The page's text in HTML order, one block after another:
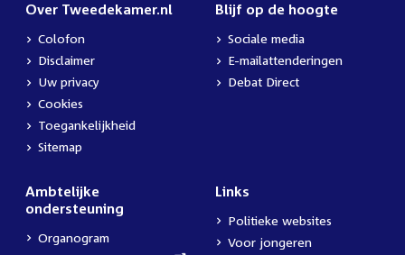
Over Tweedekamer.nl
Colofon
Disclaimer
Uw privacy
Cookies
Toegankelijkheid
Sitemap
Blijf op de hoogte
Sociale media
E-mailattenderingen
Debat Direct
Ambtelijke
ondersteuning
Organogram
Links
Politieke websites
Voor jongeren